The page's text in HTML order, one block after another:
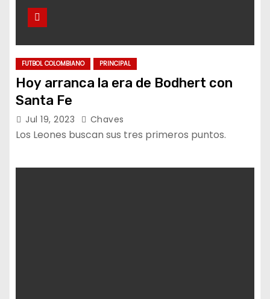
FUTBOL COLOMBIANO PRINCIPAL
Hoy arranca la era de Bodhert con
Santa Fe
Jul 19, 2023 Chaves
Los Leones buscan sus tres primeros puntos.